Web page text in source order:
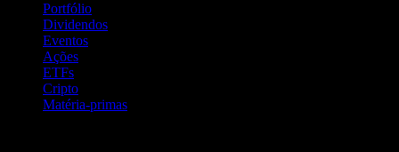
Portfólio
Dividendos
Eventos
Ações
ETFs
Cripto
Matéria-primas